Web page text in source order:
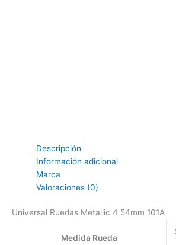
Descripción
Información adicional
Marca
Valoraciones (0)
Universal Ruedas Metallic 4 54mm 101A
Medida Rueda